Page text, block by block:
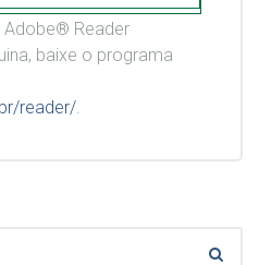
Adobe® Reader
baixe o programa
reader/.